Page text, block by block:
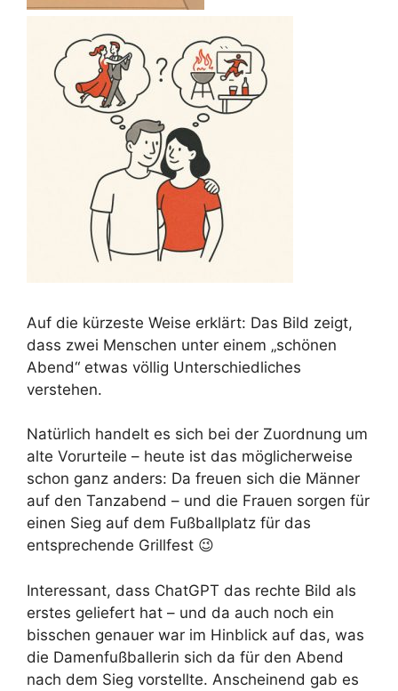
Auf die kürzeste Weise erklärt: Das Bild zeigt,
dass zwei Menschen unter einem „schönen
Abend“ etwas völlig Unterschiedliches
verstehen.
Natürlich handelt es sich bei der Zuordnung um
alte Vorurteile – heute ist das möglicherweise
schon ganz anders: Da freuen sich die Männer
auf den Tanzabend – und die Frauen sorgen für
einen Sieg auf dem Fußballplatz für das
entsprechende Grillfest 😉
Interessant, dass ChatGPT das rechte Bild als
erstes geliefert hat – und da auch noch ein
bisschen genauer war im Hinblick auf das, was
die Damenfußballerin sich da für den Abend
nach dem Sieg vorstellte. Anscheinend gab es